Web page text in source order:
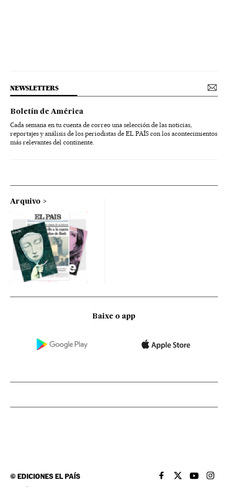
NEWSLETTERS
Boletín de América
Cada semana en tu cuenta de correo una selección de las noticias,
reportajes y análisis de los periodistas de EL PAÍS con los acontecimientos
más relevantes del continente.
Arquivo
Baixe o app
©EDICIONES EL PAÍS EL PAÍS BRASIL EN
EL PAÍSEL PAÍS
EL